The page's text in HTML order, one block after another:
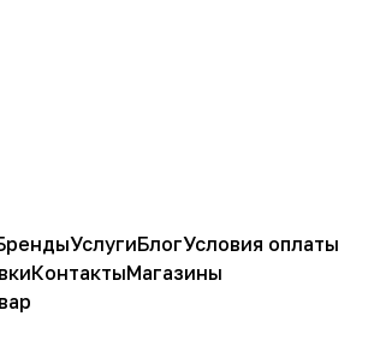
УслугиБлогУсловия оплаты
КонтактыМагазины